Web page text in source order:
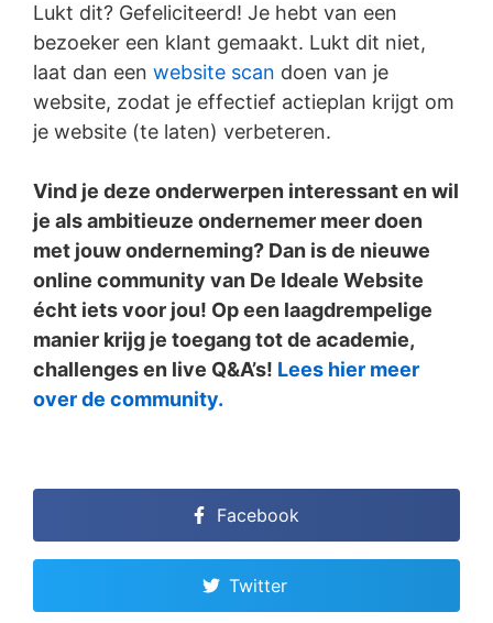
Lukt dit? Gefeliciteerd! Je hebt van een
bezoeker een klant gemaakt. Lukt dit niet,
laat dan een website scan doen van je
website, zodat je effectief actieplan krijgt om
je website (te laten) verbeteren.
Vind je deze onderwerpen interessant en wil
je als ambitieuze ondernemer meer doen
met jouw onderneming? Dan is de nieuwe
online community van De Ideale Website
écht iets voor jou! Op een laagdrempelige
manier krijg je toegang tot de academie,
challenges en live Q&A’s! Lees hier meer
over de community.
Facebook
Twitter